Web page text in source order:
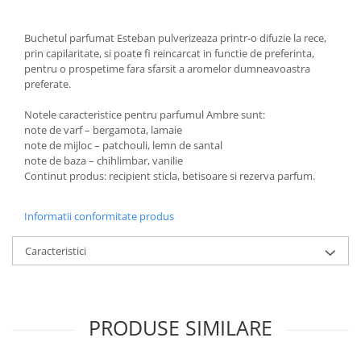
Buchetul parfumat Esteban pulverizeaza printr-o difuzie la rece,
prin capilaritate, si poate fi reincarcat in functie de preferinta,
pentru o prospetime fara sfarsit a aromelor dumneavoastra
preferate.
Notele caracteristice pentru parfumul Ambre sunt:
note de varf – bergamota, lamaie
note de mijloc – patchouli, lemn de santal
note de baza – chihlimbar, vanilie
Continut produs: recipient sticla, betisoare si rezerva parfum.
Informatii conformitate produs
Caracteristici
PRODUSE SIMILARE